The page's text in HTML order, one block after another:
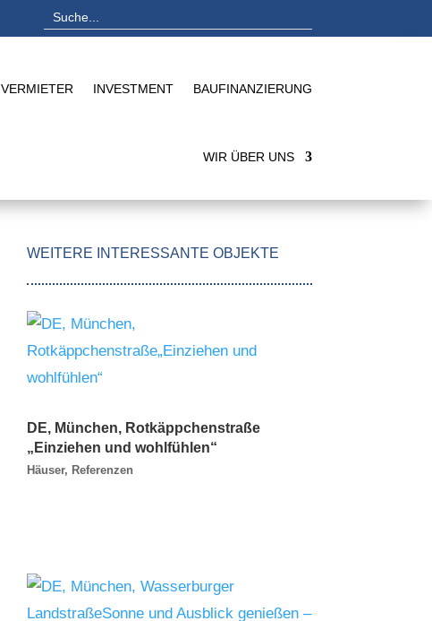
VERMIETER INVESTMENT BAUFINANZIERUNG
WIR ÜBER UNS
WEITERE INTERESSANTE OBJEKTE
DE, München, Rotkäppchenstraße
„Einziehen und wohlfühlen“
Häuser, Referenzen